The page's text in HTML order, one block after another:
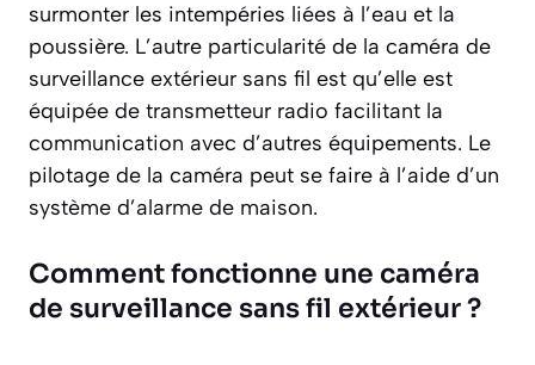
surmonter les intempéries liées à l’eau et la
poussière. L’autre particularité de la caméra de
surveillance extérieur sans fil est qu’elle est
équipée de transmetteur radio facilitant la
communication avec d’autres équipements. Le
pilotage de la caméra peut se faire à l’aide d’un
système d’alarme de maison.
Comment fonctionne une caméra
de surveillance sans fil extérieur ?